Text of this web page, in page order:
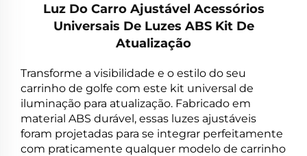
Luz Do Carro Ajustável Acessórios
Universais De Luzes ABS Kit De
Atualização
Transforme a visibilidade e o estilo do seu
carrinho de golfe com este kit universal de
iluminação para atualização. Fabricado em
material ABS durável, essas luzes ajustáveis
foram projetadas para se integrar perfeitamente
com praticamente qualquer modelo de carrinho